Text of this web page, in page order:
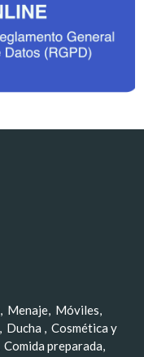
Menaje Móviles
Ducha
Cosmética y
Comida preparada